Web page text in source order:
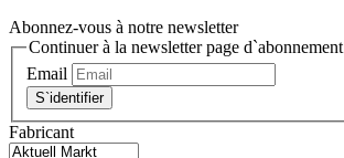
Abonnez-vous à notre newsletter
Continuer à la newsletter page d`abonnement
Email
S`identifier
Fabricant